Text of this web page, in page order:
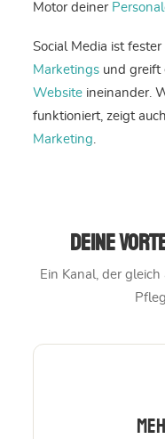
Motor deiner
Social Media ist
Marketingsund greift
Websiteineinander.
funktioniert, zeigt
Marketing.
Deine
Ein Kanal, der